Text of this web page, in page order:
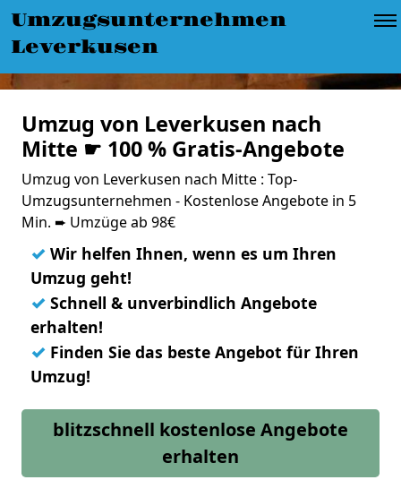
Umzugsunternehmen
Leverkusen
Umzug von Leverkusen nach
Mitte ☛ 100 % Gratis-Angebote
Umzug von Leverkusen nach Mitte : Top-
Umzugsunternehmen - Kostenlose Angebote in 5
Min. ➨ Umzüge ab 98€
✓ Wir helfen Ihnen, wenn es um Ihren
Umzug geht!
✓ Schnell & unverbindlich Angebote
erhalten!
✓ Finden Sie das beste Angebot für Ihren
Umzug!
blitzschnell kostenlose Angebote
erhalten